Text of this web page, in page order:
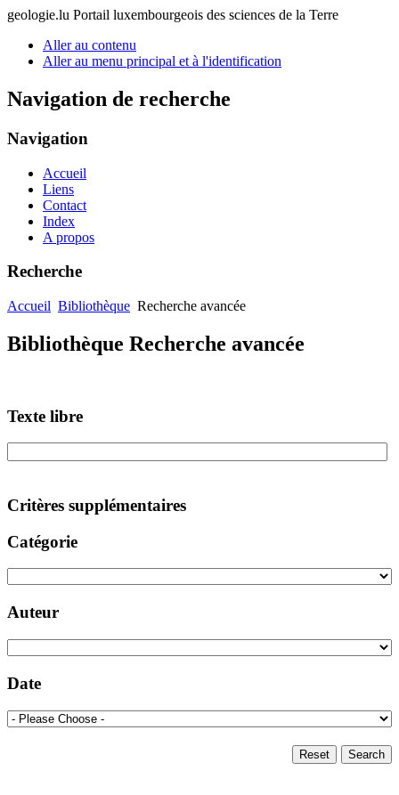
geologie.lu Portail luxembourgeois des sciences de la Terre
Aller au contenu
Aller au menu principal et à l'identification
Navigation de recherche
Navigation
Accueil
Liens
Contact
Index
A propos
Recherche
Accueil Bibliothèque Recherche avancée
Bibliothèque Recherche avancée
Texte libre
Critères supplémentaires
Catégorie
Auteur
Date
Search
Reset